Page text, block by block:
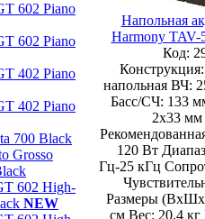
602 Piano
602 Piano
402 Piano
402 Piano
700 Black
Grosso
602 High-
NEW
Напольная
Harmony TAV-
Код:
напольная ВЧ:
Басс/СЧ: 133
2х33
120 Вт
Гц-25 кГц
Размеры
см Вес: 20.4 кг